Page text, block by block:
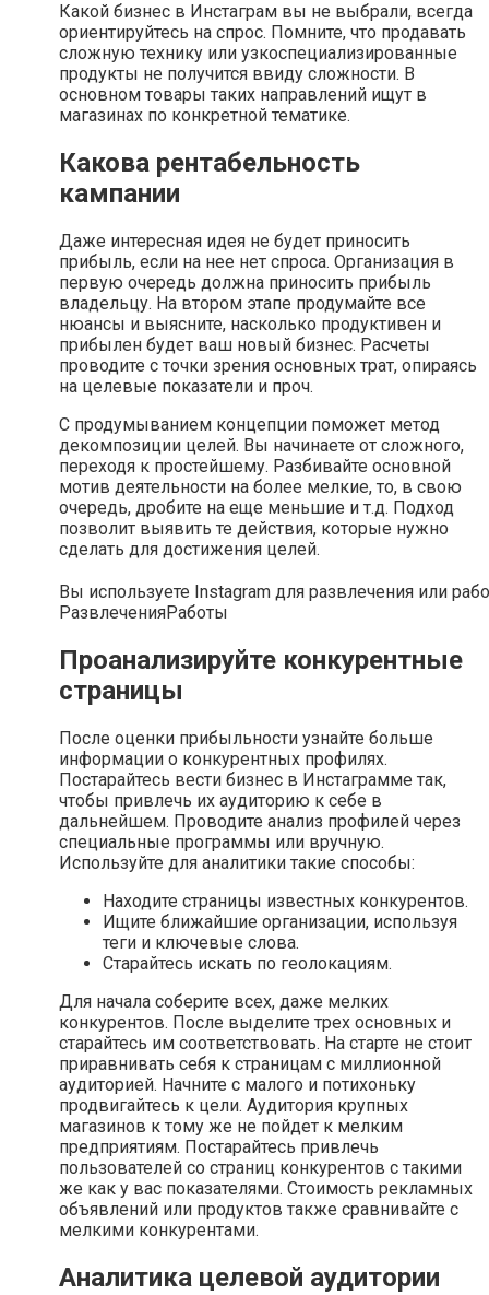
Какой бизнес в Инстаграм вы не выбрали, всегда
ориентируйтесь на спрос. Помните, что продавать
сложную технику или узкоспециализированные
продукты не получится ввиду сложности. В
основном товары таких направлений ищут в
магазинах по конкретной тематике.
Какова рентабельность
кампании
Даже интересная идея не будет приносить
прибыль, если на нее нет спроса. Организация в
первую очередь должна приносить прибыль
владельцу. На втором этапе продумайте все
нюансы и выясните, насколько продуктивен и
прибылен будет ваш новый бизнес. Расчеты
проводите с точки зрения основных трат, опираясь
на целевые показатели и проч.
С продумыванием концепции поможет метод
декомпозиции целей. Вы начинаете от сложного,
переходя к простейшему. Разбивайте основной
мотив деятельности на более мелкие, то, в свою
очередь, дробите на еще меньшие и т.д. Подход
позволит выявить те действия, которые нужно
сделать для достижения целей.
Вы используете Instagram для развлечения или
РазвлеченияРаботы
Проанализируйте конкурентные
страницы
После оценки прибыльности узнайте больше
информации о конкурентных профилях.
Постарайтесь вести бизнес в Инстаграмме так,
чтобы привлечь их аудиторию к себе в
дальнейшем. Проводите анализ профилей через
специальные программы или вручную.
Используйте для аналитики такие способы:
Находите страницы известных конкурентов.
Ищите ближайшие организации, используя
теги и ключевые слова.
Старайтесь искать по геолокациям.
Для начала соберите всех, даже мелких
конкурентов. После выделите трех основных и
старайтесь им соответствовать. На старте не стоит
приравнивать себя к страницам с миллионной
аудиторией. Начните с малого и потихоньку
продвигайтесь к цели. Аудитория крупных
магазинов к тому же не пойдет к мелким
предприятиям. Постарайтесь привлечь
пользователей со страниц конкурентов с такими
же как у вас показателями. Стоимость рекламных
объявлений или продуктов также сравнивайте с
мелкими конкурентами.
Аналитика целевой аудитории